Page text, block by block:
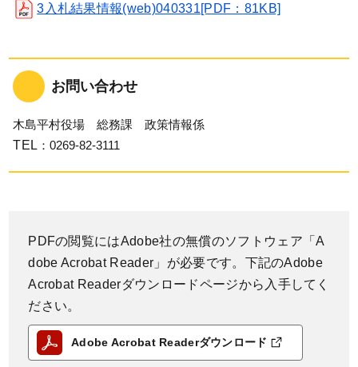
3入札結果情報(web)040331[PDF：81KB]
お問い合わせ
木島平村役場 総務課 政策情報係
TEL ：0269-82-3111
PDFの閲覧にはAdobe社の無償のソフトウェア「A
dobe Acrobat Reader」が必要です。下記のAdobe
Acrobat Readerダウンロードページから入手してく
ださい。
Adobe Acrobat Readerダウンロード